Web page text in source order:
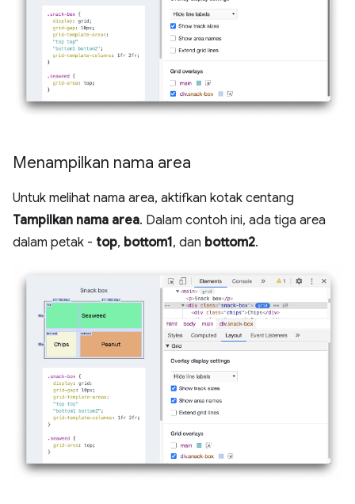
Menampilkan nama area
Untuk melihat nama area, aktifkan kotak centang
Tampilkan nama area. Dalam contoh ini, ada tiga area
dalam petak - top, bottom1, dan bottom2.